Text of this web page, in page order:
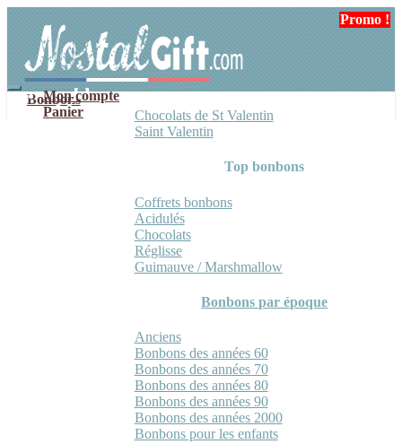
navigation
contenu
Mon compte
Panier
Bonbons
Chocolats de St Valentin
Saint Valentin
Top bonbons
Coffrets bonbons
Acidulés
Chocolats
Réglisse
Guimauve / Marshmallow
Bonbons par époque
Anciens
Bonbons des années 60
Bonbons des années 70
Bonbons des années 80
Bonbons des années 90
Bonbons des années 2000
Bonbons pour les enfants
Promo !